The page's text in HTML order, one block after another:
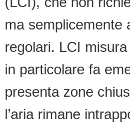
ma semplicemente
regolari. LCI
in particolare fa
presenta zone
l’aria rimane